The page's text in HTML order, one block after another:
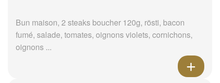
Bun maison, 2 steaks boucher 120g, rösti, bacon
fumé, salade, tomates, oignons violets, cornichons,
oignons ...